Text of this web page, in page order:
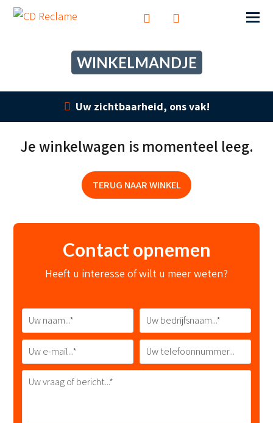
WINKELMANDJE
Uw zichtbaarheid, ons vak!
Je winkelwagen is momenteel leeg.
TERUG NAAR WINKEL
Contact opnemen
Heeft u interesse of wilt u meer weten?